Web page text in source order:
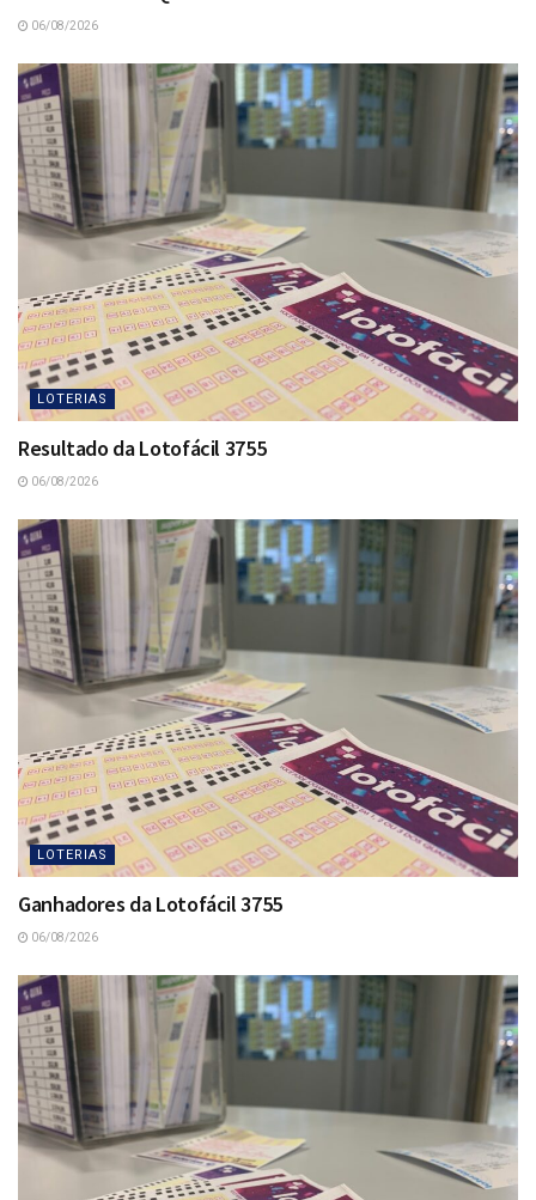
06/08/2026
LOTERIAS
Resultado da Lotofácil 3755
06/08/2026
LOTERIAS
Ganhadores da Lotofácil 3755
06/08/2026